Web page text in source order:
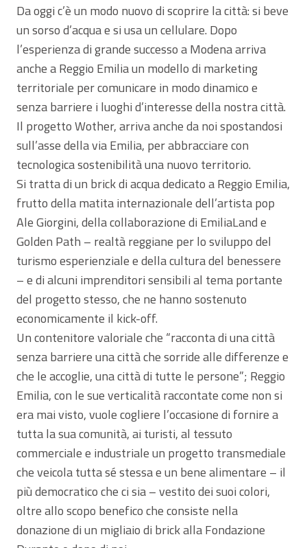
Da oggi c’è un modo nuovo di scoprire la città: si beve
un sorso d’acqua e si usa un cellulare. Dopo
l’esperienza di grande successo a Modena arriva
anche a Reggio Emilia un modello di marketing
territoriale per comunicare in modo dinamico e
senza barriere i luoghi d’interesse della nostra città.
Il progetto Wother, arriva anche da noi spostandosi
sull’asse della via Emilia, per abbracciare con
tecnologica sostenibilità una nuovo territorio.
Si tratta di un brick di acqua dedicato a Reggio Emilia,
frutto della matita internazionale dell’artista pop
Ale Giorgini, della collaborazione di EmiliaLand e
Golden Path – realtà reggiane per lo sviluppo del
turismo esperienziale e della cultura del benessere
– e di alcuni imprenditori sensibili al tema portante
del progetto stesso, che ne hanno sostenuto
economicamente il kick-off.
Un contenitore valoriale che “racconta di una città
senza barriere una città che sorride alle differenze e
che le accoglie, una città di tutte le persone”; Reggio
Emilia, con le sue verticalità raccontate come non si
era mai visto, vuole cogliere l’occasione di fornire a
tutta la sua comunità, ai turisti, al tessuto
commerciale e industriale un progetto transmediale
che veicola tutta sé stessa e un bene alimentare – il
più democratico che ci sia – vestito dei suoi colori,
oltre allo scopo benefico che consiste nella
donazione di un migliaio di brick alla Fondazione